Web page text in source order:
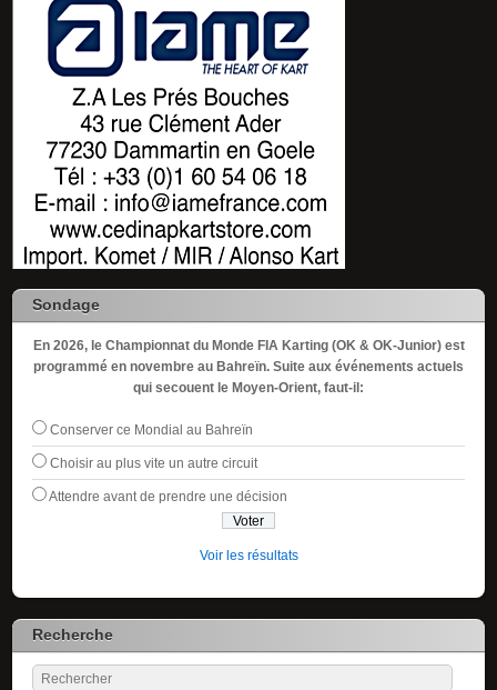
Sondage
En 2026, le Championnat du Monde FIA Karting (OK & OK-Junior) est
programmé en novembre au Bahreïn. Suite aux événements actuels
qui secouent le Moyen-Orient, faut-il:
Conserver ce Mondial au Bahreïn
Choisir au plus vite un autre circuit
Attendre avant de prendre une décision
Voir les résultats
Recherche